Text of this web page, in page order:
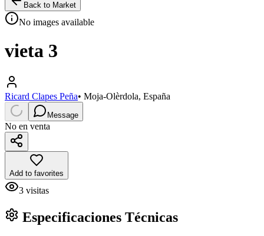
Back to Market
No images available
vieta 3
Ricard Clapes Peña• Moja-Olèrdola, España
Message
No en venta
Add to favorites
3 visitas
Especificaciones Técnicas